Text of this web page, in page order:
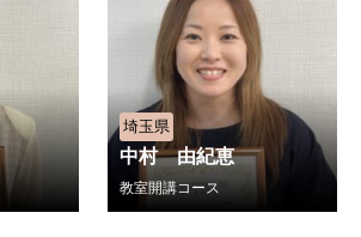
埼玉県
中村 由紀恵
教室開講コース